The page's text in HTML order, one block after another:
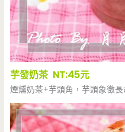
芋發奶茶 NT:45元
煙燻奶茶+芋頭角，芋頭象徵